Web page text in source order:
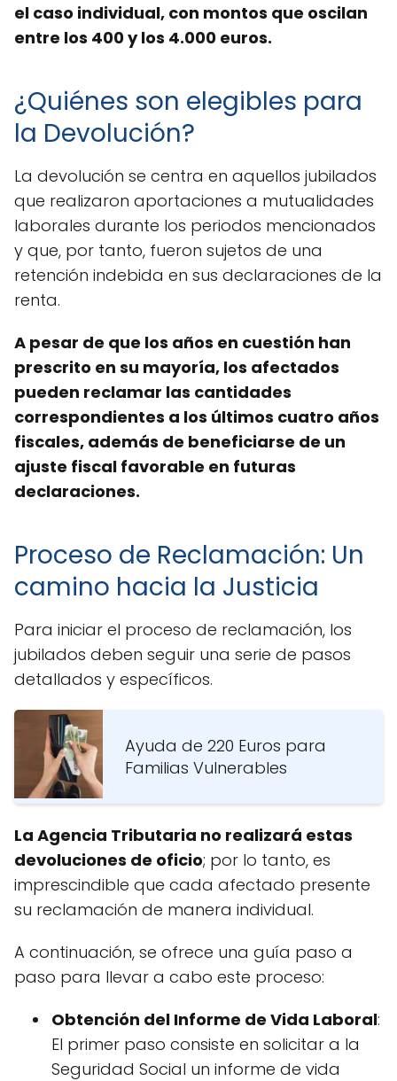
el caso individual, con montos que oscilan
entre los 400 y los 4.000 euros.
¿Quiénes son elegibles para
la Devolución?
La devolución se centra en aquellos jubilados
que realizaron aportaciones a mutualidades
laborales durante los periodos mencionados
y que, por tanto, fueron sujetos de una
retención indebida en sus declaraciones de la
renta.
A pesar de que los años en cuestión han
prescrito en su mayoría, los afectados
pueden reclamar las cantidades
correspondientes a los últimos cuatro años
fiscales, además de beneficiarse de un
ajuste fiscal favorable en futuras
declaraciones.
Proceso de Reclamación: Un
camino hacia la Justicia
Para iniciar el proceso de reclamación, los
jubilados deben seguir una serie de pasos
detallados y específicos.
Ayuda de 220 Euros para
Familias Vulnerables
La Agencia Tributaria no realizará estas
devoluciones de oficio; por lo tanto, es
imprescindible que cada afectado presente
su reclamación de manera individual.
A continuación, se ofrece una guía paso a
paso para llevar a cabo este proceso:
Obtención del Informe de Vida Laboral:
El primer paso consiste en solicitar a la
Seguridad Social un informe de vida